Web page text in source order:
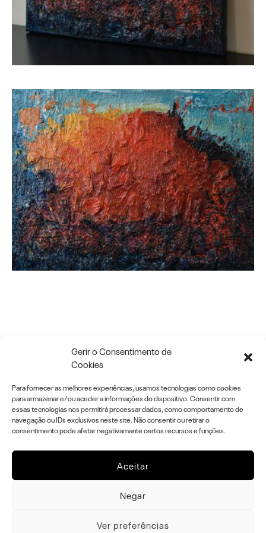
Gerir o Consentimento de
Cookies
Para fornecer as melhores experiências, usamos tecnologias como cookies
para armazenar e/ou aceder a informações do dispositivo. Consentir com
essas tecnologias nos permitirá processar dados, como comportamento de
navegação ou IDs exclusivos neste site. Não consentir ou retirar o
consentimento pode afetar negativamante certos recursos e funções.
Aceitar
Negar
Ver preferências
T E R R I T Ó R I O S C U L
T U R A I S
E X P O S I Ç Ã O T Á T I L. A R T E I N C L U
© 2025 A M O S T R A D E L E T R A S todos os direitos